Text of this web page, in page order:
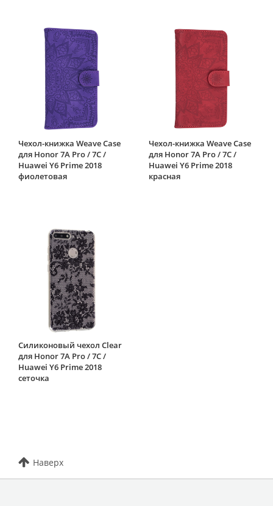
Чехол-книжка Weave Case
для Honor 7A Pro / 7C /
Huawei Y6 Prime 2018
фиолетовая
Чехол-книжка Weave Case
для Honor 7A Pro / 7C /
Huawei Y6 Prime 2018
красная
Силиконовый чехол Clear
для Honor 7A Pro / 7C /
Huawei Y6 Prime 2018
сеточка
Наверх